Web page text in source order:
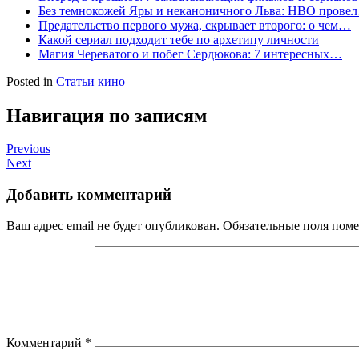
Без темнокожей Яры и неканоничного Льва: HBO
Предательство первого мужа, скрывает второго: о чем…
Какой сериал подходит тебе по архетипу личности
Магия Череватого и побег Сердюкова: 7 интересных…
Posted in Статьи кино
Навигация по записям
Previous
Next
Добавить комментарий
Ваш адрес email не будет опубликован. Обязательные поля
Комментарий *